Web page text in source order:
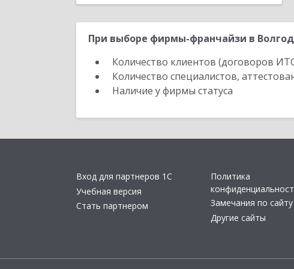
При выборе фирмы-франчайзи в
Количество клиентов (договоров
Количество специалистов,
Наличие у фирмы статуса
Вход для партнеров 1С
Учебная версия
Стать партнером
Политика
Замечания по сайту
Другие сайты